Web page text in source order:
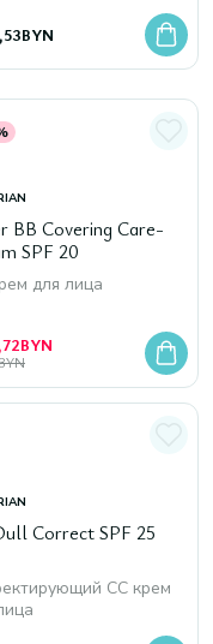
BYN
BB Covering Care-
SPF 20
для лица
BYN
Correct SPF 25
CC крем